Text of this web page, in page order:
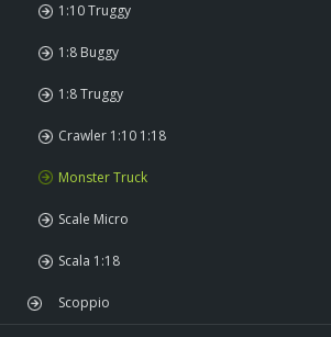
1:10 Truggy
1:8 Buggy
1:8 Truggy
Crawler 1:10 1:18
Monster Truck
Scale Micro
Scala 1:18
Scoppio